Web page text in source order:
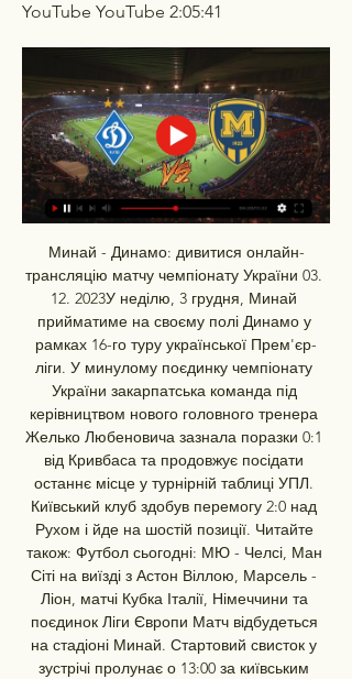
YouTube YouTube 2:05:41
Минай - Динамо: дивитися онлайн-
трансляцію матчу чемпіонату України 03.
12. 2023У неділю, 3 грудня, Минай
прийматиме на своєму полі Динамо у
рамках 16-го туру української Прем'єр-
ліги. У минулому поєдинку чемпіонату
України закарпатська команда під
керівництвом нового головного тренера
Желько Любеновича зазнала поразки 0:1
від Кривбаса та продовжує посідати
останнє місце у турнірній таблиці УПЛ.
Київський клуб здобув перемогу 2:0 над
Рухом і йде на шостій позиції. Читайте
також: Футбол сьогодні: МЮ - Челсі, Ман
Сіті на виїзді з Астон Віллою, Марсель -
Ліон, матчі Кубка Італії, Німеччини та
поєдинок Ліги Європи Матч відбудеться
на стадіоні Минай. Стартовий свисток у
зустрічі пролунає о 13:00 за київським